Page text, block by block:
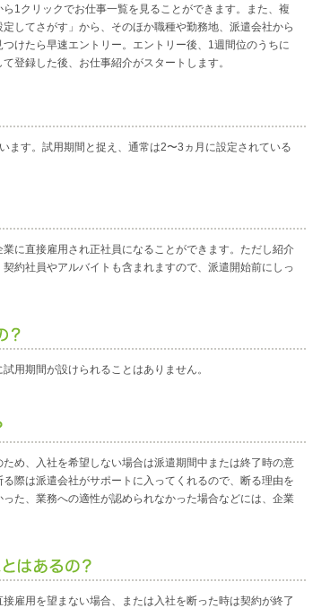
1クリックでお仕事一覧を見ることができます。また、複
してさがす」から、そのほか職種や勤務地、派遣会社から
けたら早速エントリー。エントリー後、1週間位のうちに
登録した後、お仕事紹介がスタートします。
ます。試用期間と捉え、通常は2〜3ヵ月に設定されている
に直接雇用され正社員になることができます。ただし紹介
約社員やアルバイトも含まれますので、派遣開始前にしっ
用期間が設けられることはありません。
め、入社を希望しない場合は派遣期間中または終了時の意
際は派遣会社がサポートに入ってくれるので、断る理由を
た、業務への適性が認められなかった場合などには、企業
雇用を望まない場合、または入社を断った時は契約が終了